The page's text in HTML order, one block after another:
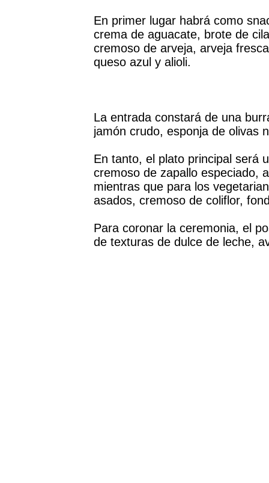
En primer lugar habrá como
crema de aguacate, brote de
cremoso de arveja, arveja
queso azul y alioli.
La entrada constará de una
jamón crudo, esponja de olivas
En tanto, el plato principal será
cremoso de zapallo especiado,
mientras que para los
asados, cremoso de coliflor,
Para coronar la ceremonia, el
de texturas de dulce de leche,